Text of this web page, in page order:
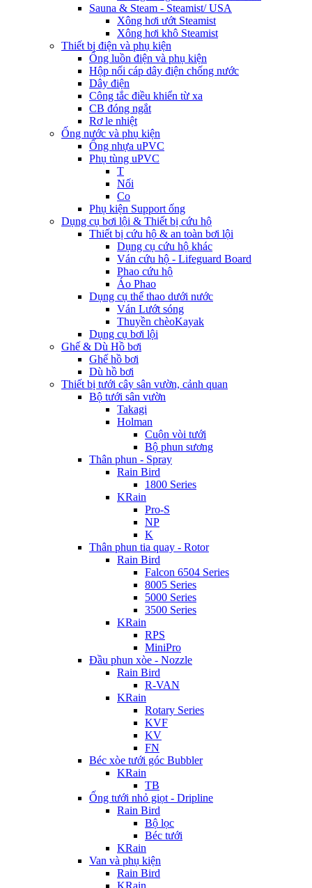
Sauna & Steam - Steamist/ USA
Xông hơi ướt Steamist
Xông hơi khô Steamist
Thiết bị điện và phụ kiện
Ống luồn điện và phụ kiện
Hộp nối cáp dây điện chống nước
Dây điện
Công tắc điều khiển từ xa
CB đóng ngắt
Rơ le nhiệt
Ống nước và phụ kiện
Ống nhựa uPVC
Phụ tùng uPVC
T
Nối
Co
Phụ kiện Support ống
Dụng cụ bơi lội & Thiết bị cứu hộ
Thiết bị cứu hộ & an toàn bơi lội
Dụng cụ cứu hộ khác
Ván cứu hộ - Lifeguard Board
Phao cứu hộ
Áo Phao
Dụng cụ thể thao dưới nước
Ván Lướt sóng
Thuyền chèoKayak
Dụng cụ bơi lội
Ghế & Dù Hồ bơi
Ghế hồ bơi
Dù hồ bơi
Thiết bị tưới cây sân vườn, cảnh quan
Bộ tưới sân vườn
Takagi
Holman
Cuộn vòi tưới
Bộ phun sương
Thân phun - Spray
Rain Bird
1800 Series
KRain
Pro-S
NP
K
Thân phun tia quay - Rotor
Rain Bird
Falcon 6504 Series
8005 Series
5000 Series
3500 Series
KRain
RPS
MiniPro
Đầu phun xòe - Nozzle
Rain Bird
R-VAN
KRain
Rotary Series
KVF
KV
FN
Béc xòe tưới góc Bubbler
KRain
TB
Ống tưới nhỏ giọt - Dripline
Rain Bird
Bộ lọc
Béc tưới
KRain
Van và phụ kiện
Rain Bird
KRain